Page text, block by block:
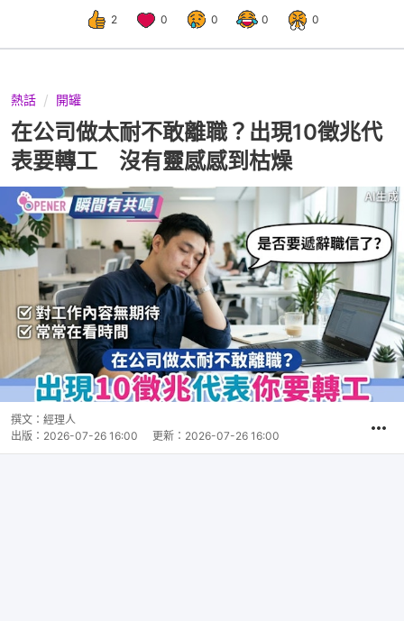
2 0 0 0 0
熱話 開罐
在公司做太耐不敢離職？出現10徵兆代
表要轉工 沒有靈感感到枯燥
撰文： 經理人
出版： 2026-07-26 16:00 更新： 2026-07-26 16:00